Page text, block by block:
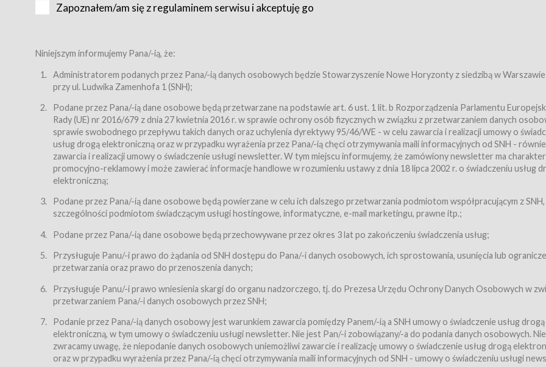
Karnety – wybrane dokumenty potwierdzające zawarcie umowy z Usługodawcą i uprawniające do wzięcia udziału w Wydarzeniu,
Bilety – wybrane dokumenty potwierdzające zawarcie umowy z Usługodawcą i uprawniające do wzięcia udziału w Wydarzeniu,
przewidziane przez Usługodawcę dla danego Wydarzenia, tj. uprawniające do uczestnictwa w wielu albo w pojedynczych seansach
filmowych, wydarzeniach specjalnych i koncertach;
Sklep – sklep internetowy prowadzony przez Usługodawcę w Serwisie;
Regulamin – niniejszy regulamin.
§ 2
Postanowienia ogólne
Regulamin określa zasady:
świadczenia Usługobiorcom Usług przez Usługodawcę, z zastrzeżeniem usług, o których mowa w ust. 2 pkt. 4 i 5 poniżej,
zasady świadczenia precyzują odrębne regulaminy,
przetwarzania przez Usługodawcę danych osobowych Usługobiorców będących osobami fizycznymi.
Usługodawca świadczy w szczególności następujące Usługi:Usługodawca świadczy Usługi drogą elektroniczną w rozumieniu
dnia 18 lipca 2002 r. o świadczeniu usług drogą elektroniczną (Dz.U. z 2002 r., Nr 144, poz. 1204, z późń. zm.). Usługi świadczone są
nieodpłatnie.
usługę przeglądania i odczytywania przez Usługobiorców materiałów zamieszczanych w Serwisie,
usługę newsletter,
usługę zawierania na odległość umów nabycia Karnetów i Biletów,
usługę zawierania na odległość umów sprzedaży w Sklepie.
Usługodawca świadczy Usługi drogą elektroniczną w rozumieniu ustawy z dnia 18 lipca 2002 r. o świadczeniu usług drogą
(Dz.U. z 2002 r., Nr 144, poz. 1204, z późń. zm.). Usługi świadczone są nieodpłatnie.
Zapoznałem/am się z regulaminem serwisu i akceptuję go
Niniejszym informujemy Pana/-ią, że:
Administratorem podanych przez Pana/-ią danych osobowych będzie Stowarzyszenie Nowe Horyzonty z siedzibą w
przy ul. Ludwika Zamenhofa 1 (SNH);
Podane przez Pana/-ią dane osobowe będą przetwarzane na podstawie art. 6 ust. 1 lit. b Rozporządzenia Parlamentu
Rady (UE) nr 2016/679 z dnia 27 kwietnia 2016 r. w sprawie ochrony osób fizycznych w związku z przetwarzaniem danych
sprawie swobodnego przepływu takich danych oraz uchylenia dyrektywy 95/46/WE - w celu zawarcia i realizacji umowy o
usług drogą elektroniczną oraz w przypadku wyrażenia przez Pana/-ią chęci otrzymywania maili informacyjnych od SNH -
zawarcia i realizacji umowy o świadczenie usługi newsletter. W tym miejscu informujemy, że zamówiony newsletter ma charakter
promocyjno-reklamowy i może zawierać informacje handlowe w rozumieniu ustawy z dnia 18 lipca 2002 r. o świadczeniu usług
elektroniczną;
Podane przez Pana/-ią dane osobowe będą powierzane w celu ich dalszego przetwarzania podmiotom współpracującym z
szczególności podmiotom świadczącym usługi hostingowe, informatyczne, e-mail marketingu, prawne itp.;
Podane przez Pana/-ią dane osobowe będą przechowywane przez okres 3 lat po zakończeniu świadczenia usług;
Przysługuje Panu/-i prawo do żądania od SNH dostępu do Pana/-i danych osobowych, ich sprostowania, usunięcia lub
przetwarzania oraz prawo do przenoszenia danych;
Przysługuje Panu/-i prawo wniesienia skargi do organu nadzorczego, tj. do Prezesa Urzędu Ochrony Danych Osobowych w
przetwarzaniem Pana/-i danych osobowych przez SNH;
Podanie przez Pana/-ią danych osobowy jest warunkiem zawarcia pomiędzy Panem/-ią a SNH umowy o świadczenie usług drogą
elektroniczną, w tym umowy o świadczeniu usługi newsletter. Nie jest Pan/-i zobowiązany/-a do podania danych osobowych.
zwracamy uwagę, że niepodanie danych osobowych uniemożliwi zawarcie i realizację umowy o świadczenie usług drogą
oraz w przypadku wyrażenia przez Pana/-ią chęci otrzymywania maili informacyjnych od SNH - umowy o świadczeniu usługi